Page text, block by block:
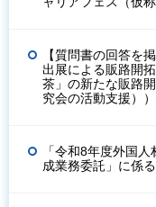
【質問書の回答を
出展による販路開
茶」の新たな販路
究会の活動支援）
「令和8年度外国
成業務委託」に係